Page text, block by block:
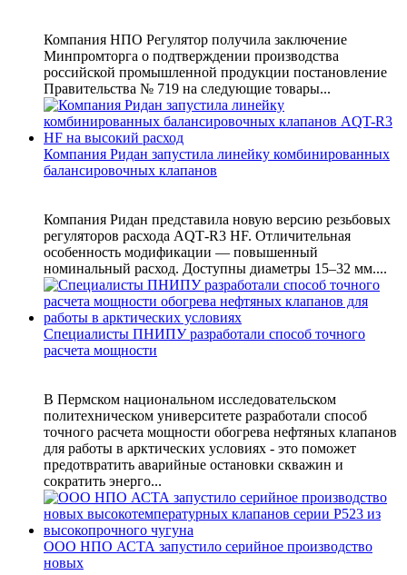
Компания НПО Регулятор получила заключение
Минпромторга о подтверждении производства
российской промышленной продукции постановление
Правительства № 719 на следующие товары...
Компания Ридан запустила линейку комбинированных
балансировочных клапанов
Компания Ридан представила новую версию резьбовых
регуляторов расхода AQT‑R3 HF. Отличительная
особенность модификации — повышенный
номинальный расход. Доступны диаметры 15–32 мм....
Специалисты ПНИПУ разработали способ точного
расчета мощности
В Пермском национальном исследовательском
политехническом университете разработали способ
точного расчета мощности обогрева нефтяных клапанов
для работы в арктических условиях - это поможет
предотвратить аварийные остановки скважин и
сократить энерго...
ООО НПО АСТА запустило серийное производство
новых